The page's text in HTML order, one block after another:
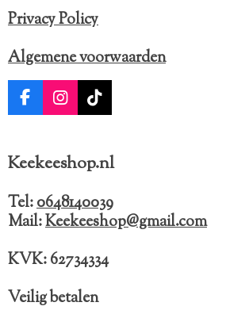
Privacy Policy
Algemene voorwaarden
F
a
b
o
k
I
n
a
r
a
m
T
i
o
Keekeeshop.nl
Tel:0648140039
Mail:Keekeeshop@gmail.com
KVK: 62734334
Veilig betalen